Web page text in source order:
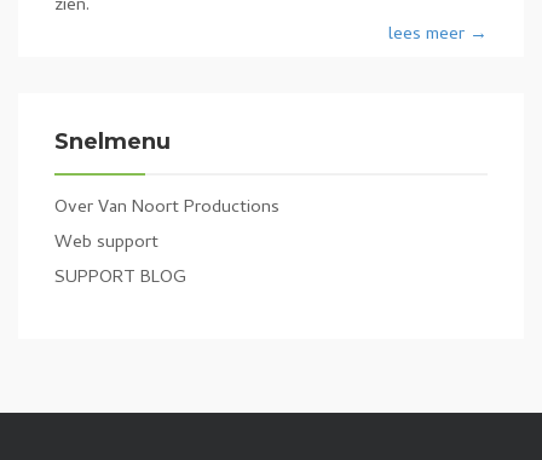
zien.
lees meer →
Snelmenu
Over Van Noort Productions
Web support
SUPPORT BLOG